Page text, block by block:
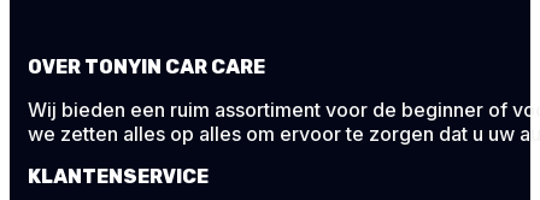
OVER TONYIN CAR CARE
Wij bieden een ruim assortiment voor de beginner of
we zetten alles op alles om ervoor te zorgen dat u uw
KLANTENSERVICE